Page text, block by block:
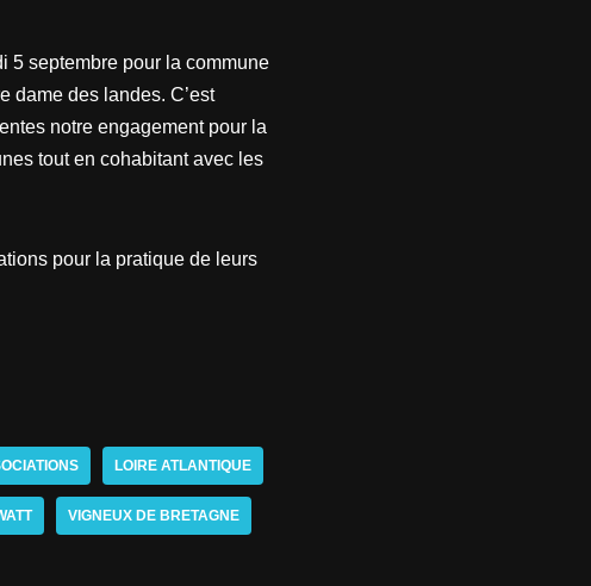
5 septembre pour la commune
dame des landes. C’est
notre engagement pour la
tout en cohabitant avec les
pour la pratique de leurs
LOIRE ATLANTIQUE
VIGNEUX DE BRETAGNE